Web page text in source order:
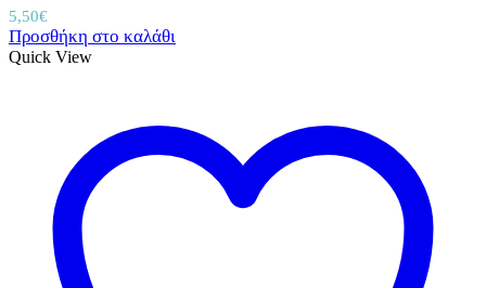
5,50€
Προσθήκη στο καλάθι
Quick View